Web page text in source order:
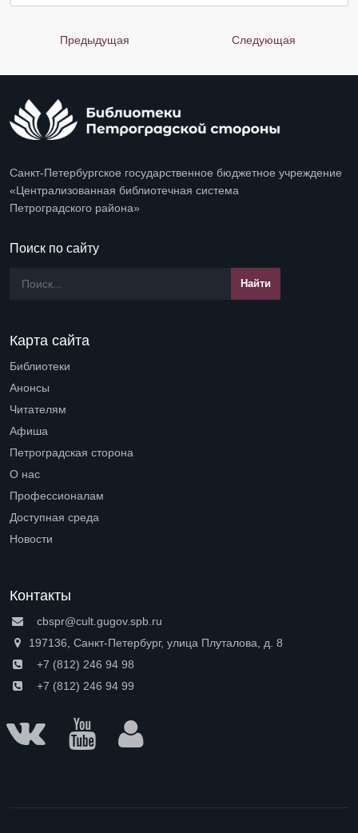
Предыдущая Следующая
Санкт-Петербургское государственное бюджетное учреждение
«Централизованная библиотечная система
Петроградского района»
Поиск по сайту
Карта сайта
Библиотеки
Анонсы
Читателям
Афиша
Петроградская сторона
О нас
Профессионалам
Доступная среда
Новости
Контакты
cbspr@cult.gugov.spb.ru
197136, Санкт-Петербург, улица Плуталова, д. 8
+7 (812) 246 94 98
+7 (812) 246 94 99